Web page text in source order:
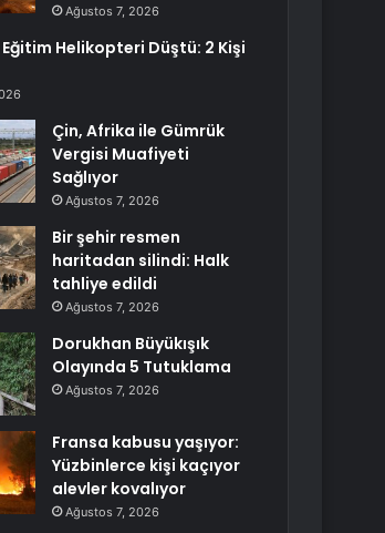
Ağustos 7, 2026
Helikopteri Düştü: 2 Kişi
Çin, Afrika ile Gümrük
Vergisi Muafiyeti
Sağlıyor
Ağustos 7, 2026
Bir şehir resmen
haritadan silindi: Halk
tahliye edildi
Ağustos 7, 2026
Dorukhan Büyükışık
Olayında 5 Tutuklama
Ağustos 7, 2026
Fransa kabusu yaşıyor:
Yüzbinlerce kişi kaçıyor
alevler kovalıyor
Ağustos 7, 2026